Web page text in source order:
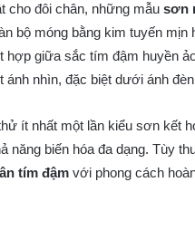
cho đôi chân, những mẫu sơn
bộ móng bằng kim tuyến mịn
hợp giữa sắc tím đậm huyền
nhìn, đặc biệt dưới ánh
ít nhất một lần kiểu sơn kết
năng biến hóa đa dạng. Tùy
tím đậm với phong cách